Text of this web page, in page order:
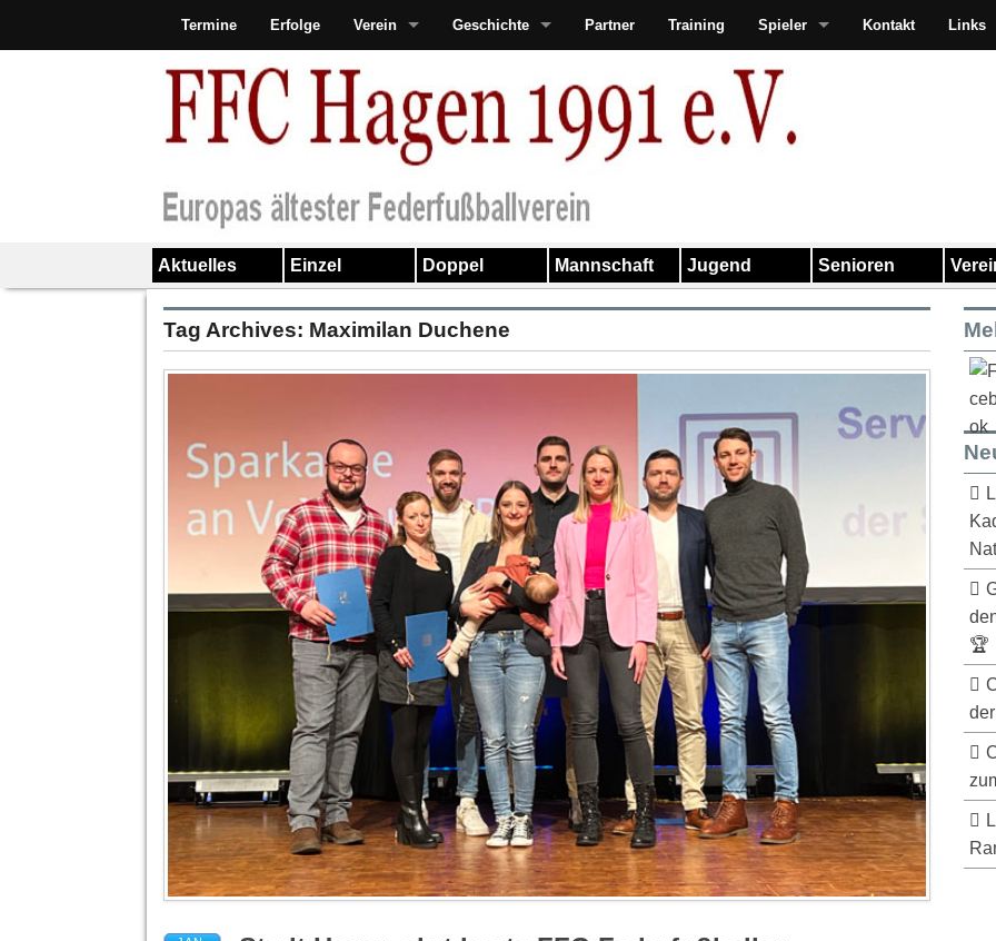
Termine Erfolge Verein Geschichte Partner Training Spieler Kontakt Links
Aktuelles Einzel Doppel Mannschaft Jugend Senioren
Tag Archives: Maximilan Duchene
🏆